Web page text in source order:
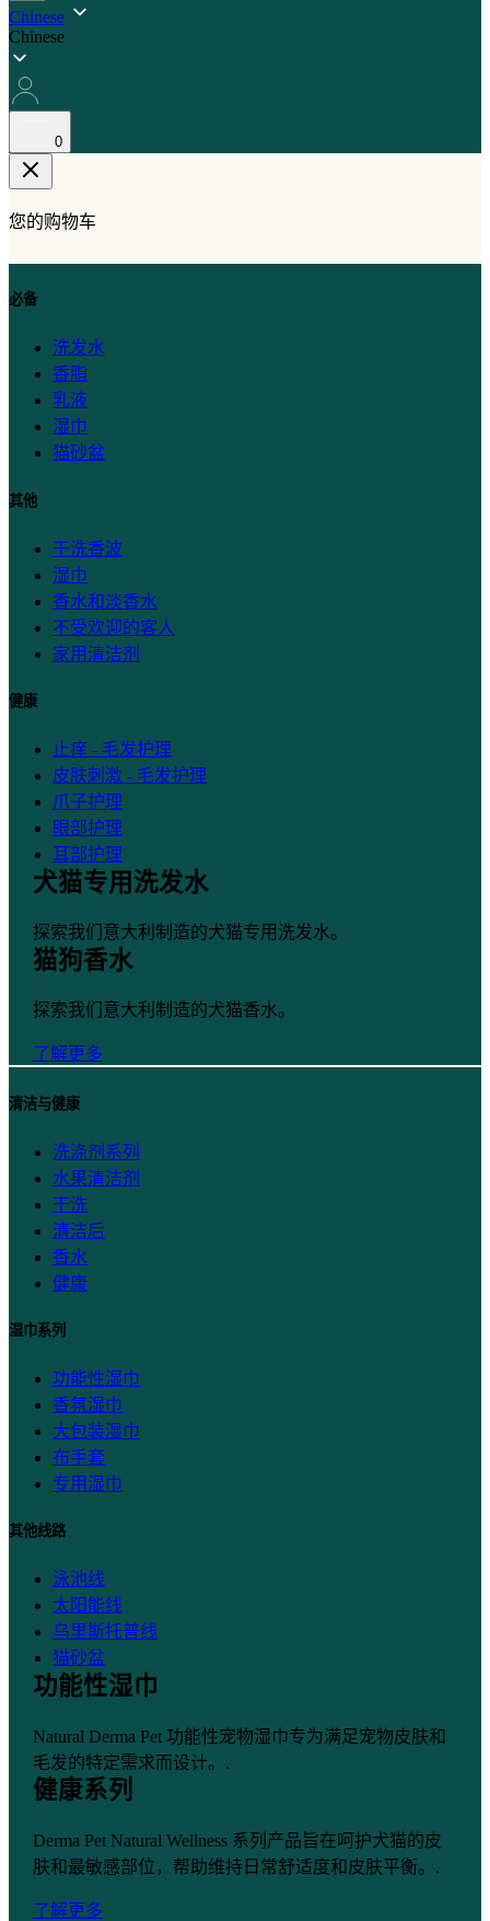
搜
索
Chinese
Chinese
0
您的购物车
必备
洗发水
香脂
乳液
湿巾
猫砂盆
其他
干洗香波
湿巾
香水和淡香水
不受欢迎的客人
家用清洁剂
健康
止痒 - 毛发护理
皮肤刺激 - 毛发护理
爪子护理
眼部护理
耳部护理
口腔护理
犬猫专用洗发水
探索我们意大利制造的犬猫专用洗发水。
了解更多
猫狗香水
探索我们意大利制造的犬猫香水。
了解更多
清洁与健康
洗涤剂系列
水果清洁剂
干洗
清洁后
香水
健康
湿巾系列
功能性湿巾
香氛湿巾
大包装湿巾
布手套
专用湿巾
其他线路
泳池线
太阳能线
乌里斯托普线
猫砂盆
主线
功能性湿巾
Natural Derma Pet 功能性宠物湿巾专为满足宠物皮肤和
毛发的特定需求而设计。.
了解更多
健康系列
Derma Pet Natural Wellness 系列产品旨在呵护犬猫的皮
肤和最敏感部位，帮助维持日常舒适度和皮肤平衡。.
了解更多